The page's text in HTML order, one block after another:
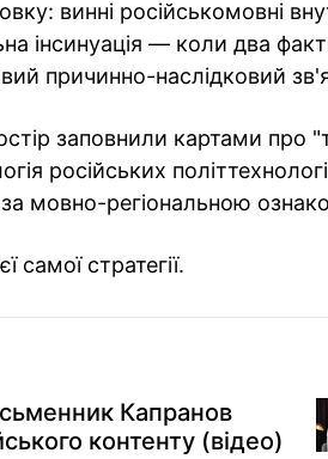
винні російськомовні
інсинуація — коли два
причинно-наслідковий
заповнили картами про
російських
мовно-регіональною
самої стратегії.
Капранов
контенту (відео)